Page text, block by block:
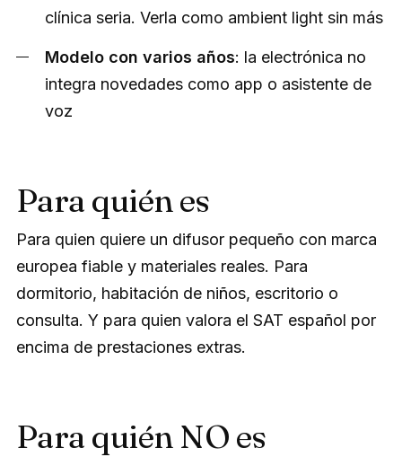
clínica seria. Verla como ambient light sin más
Modelo con varios años: la electrónica no
integra novedades como app o asistente de
voz
Para quién es
Para quien quiere un difusor pequeño con marca
europea fiable y materiales reales. Para
dormitorio, habitación de niños, escritorio o
consulta. Y para quien valora el SAT español por
encima de prestaciones extras.
Para quién NO es